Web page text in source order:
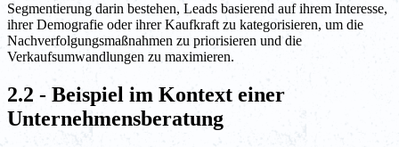
Segmentierung darin bestehen, Leads basierend auf ihrem Interesse,
ihrer Demografie oder ihrer Kaufkraft zu kategorisieren, um die
Nachverfolgungsmaßnahmen zu priorisieren und die
Verkaufsumwandlungen zu maximieren.
2.2 - Beispiel im Kontext einer
Unternehmensberatung